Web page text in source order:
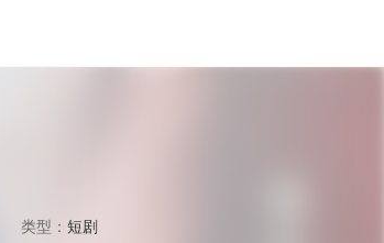
类型： 短剧